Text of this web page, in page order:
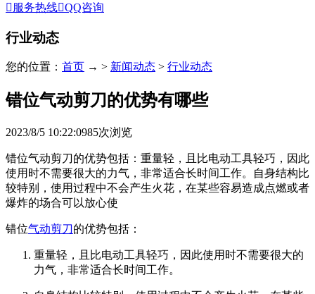
 服务热线QQ咨询
行业动态
您的位置： 首页 → > 新闻动态 > 行业动态
错位气动剪刀的优势有哪些
2023/8/5 10:22:0985次浏览
错位气动剪刀的优势包括：重量轻，且比电动工具轻巧，因此
使用时不需要很大的力气，非常适合长时间工作。自身结构比
较特别，使用过程中不会产生火花，在某些容易造成点燃或者
爆炸的场合可以放心使
错位气动剪刀的优势包括：
重量轻，且比电动工具轻巧，因此使用时不需要很大的
力气，非常适合长时间工作。